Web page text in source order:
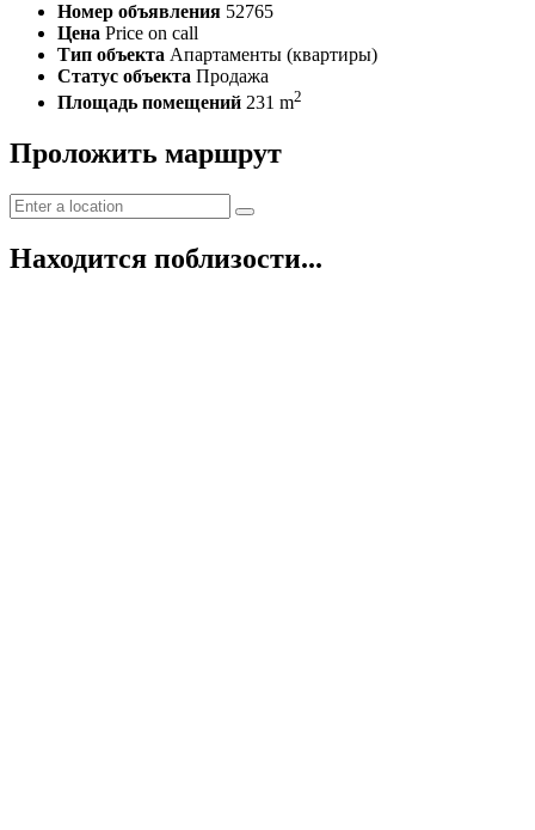
Номер объявления 52765
Цена Price on call
Тип объекта Апартаменты (квартиры)
Статус объекта Продажа
Площадь помещений 231 m2
Проложить маршрут
Находится поблизости...